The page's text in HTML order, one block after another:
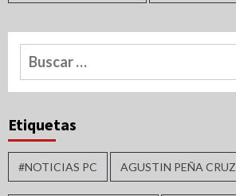
Buscar:
Etiquetas
#NOTICIAS PC AGUSTIN PEÑA CRUZ